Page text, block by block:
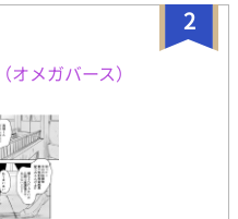
2
メガバース）